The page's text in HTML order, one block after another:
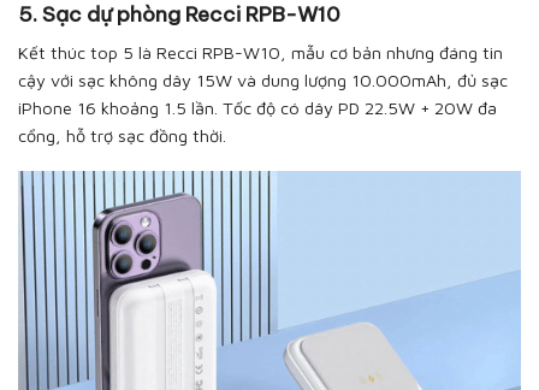
5. Sạc dự phòng Recci RPB-W10
Kết thúc top 5 là Recci RPB-W10, mẫu cơ bản nhưng đáng tin
cậy với sạc không dây 15W và dung lượng 10.000mAh, đủ sạc
iPhone 16 khoảng 1.5 lần. Tốc độ có dây PD 22.5W + 20W đa
cổng, hỗ trợ sạc đồng thời.